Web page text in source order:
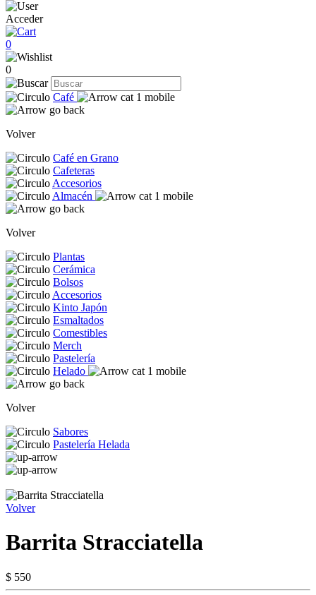
Acceder
0
0
Café
Volver
Café en Grano
Cafeteras
Accesorios
Almacén
Volver
Plantas
Cerámica
Bolsos
Accesorios
Kinto Japón
Esmaltados
Comestibles
Merch
Pastelería
Helado
Volver
Sabores
Pastelería Helada
Volver
Barrita Stracciatella
$ 550